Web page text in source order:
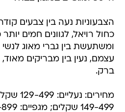
הצבעוניות נעה בין צבעים
כחול רויאל, לגוונים חמים
ומשתעשת בין גברי מאוג
עצמם, נעין בין מבריקים
ברק.
מחירים:
149-499 שקלים; מגפיים: 499-899 שקלים